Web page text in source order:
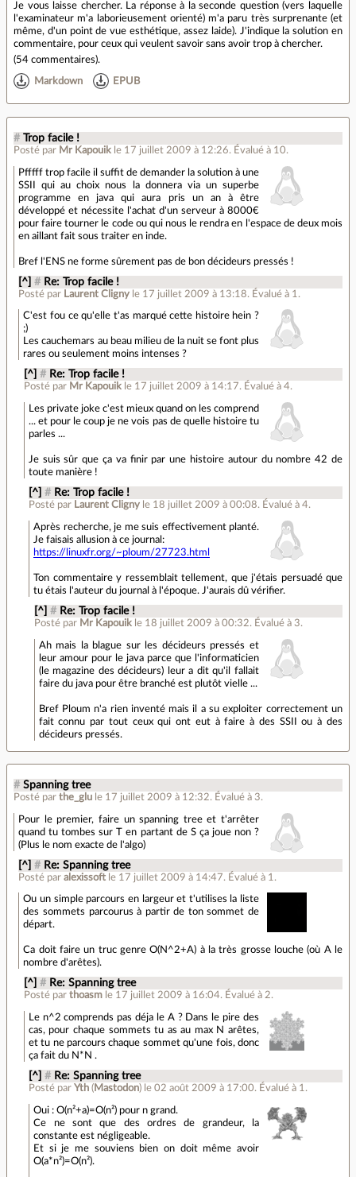
Je vous laisse chercher. La réponse à la seconde question (vers laquelle
l'examinateur m'a laborieusement orienté) m'a paru très surprenante (et
même, d'un point de vue esthétique, assez laide). J'indique la solution en
commentaire, pour ceux qui veulent savoir sans avoir trop à chercher.
(54 commentaires).
Markdown EPUB
# Trop facile !
Posté par Mr Kapouik le 17 juillet 2009 à 12:26. Évalué à 10.
Pfffff trop facile il suffit de demander la solution à une
SSII qui au choix nous la donnera via un superbe
programme en java qui aura pris un an à être
développé et nécessite l'achat d'un serveur à 8000€
pour faire tourner le code ou qui nous le rendra en l'espace de deux mois
en aillant fait sous traiter en inde.
Bref l'ENS ne forme sûrement pas de bon décideurs pressés !
[^] # Re: Trop facile !
Posté par Laurent Cligny le 17 juillet 2009 à 13:18. Évalué à 1 .
C'est fou ce qu'elle t'as marqué cette histoire hein ?
;)
Les cauchemars au beau milieu de la nuit se font plus
rares ou seulement moins intenses ?
[^] # Re: Trop facile !
Posté par Mr Kapouik le 17 juillet 2009 à 14:17.Évalué à 4.
Les private joke c'est mieux quand on les comprend
... et pour le coup je ne vois pas de quelle histoire tu
parles ...
Je suis sûr que ça va finir par une histoire autour du nombre 42 de
toute manière !
[^] # Re: Trop facile !
Posté par Laurent Cligny le 18 juillet 2009 à 00:08. Évalué à4.
Après recherche, je me suis effectivement planté.
Je faisais allusion à ce journal:
https://linuxfr.org/~ploum/27723.html
Ton commentaire y ressemblait tellement, que j'étais persuadé que
tu étais l'auteur du journal à l'époque. J'aurais dû vérifier.
[^] # Re: Trop facile !
Posté par Mr Kapouik le 18 juillet 2009 à 00:32. Évalué à 3.
Ah mais la blague sur les décideurs pressés et
leur amour pour le java parce que l'informaticien
(le magazine des décideurs) leur a dit qu'il fallait
faire du java pour être branché est plutôt vielle ...
Bref Ploum n'a rien inventé mais il a su exploiter correctement un
fait connu par tout ceux qui ont eut à faire à des SSII ou à des
décideurs pressés.
# Spanning tree
Posté par the_glu le 17 juillet 2009 à 12:32. Évalué à 3.
Pour le premier, faire un spanning tree et t'arrêter
quand tu tombes sur T en partant de S ça joue non ?
(Plus le nom exacte de l'algo)
[^] # Re: Spanning tree
Posté paralexissoft le 17 juillet 2009 à 14:47. Évalué à 1 .
Ou un simple parcours en largeur et t'utilises la liste
des sommets parcourus à partir de ton sommet de
départ.
Ca doit faire un truc genre O(N^2+A) à la très grosse louche (où A le
nombre d'arêtes).
[^] # Re: Spanning tree
Posté par thoasm le 17 juillet 2009 à 16:04.Évalué à 2.
Le n^2 comprends pas déja le A ? Dans le pire des
cas, pour chaque sommets tu as au max N arêtes,
et tu ne parcours chaque sommet qu'une fois, donc
ça fait du N*N .
[^] # Re: Spanning tree
Posté par Yth ( Mastodon) le 02 août 2009 à 17:00. Évalué à 1 .
Oui : O(n²+a)=O(n²) pour n grand.
Ce ne sont que des ordres de grandeur, la
constante est négligeable.
Et si je me souviens bien on doit même avoir
O(a*n²)=O(n²).